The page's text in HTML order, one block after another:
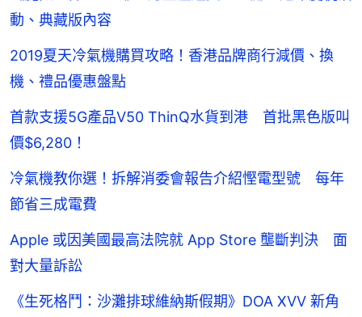
動、典藏版內容
2019夏天冷氣機購買攻略！香港品牌商行減價、換
機、禮品優惠盤點
首款支援5G產品V50 ThinQ水貨到港 首批黑色版叫
價$6,280！
冷氣機教你選！拆解消委會報告介紹慳電型號 每年
節省三成電費
Apple 或因美國最高法院就 App Store 壟斷判決 面
對大量訴訟
《生死格鬥：沙灘排球維納斯假期》DOA XVV 新角